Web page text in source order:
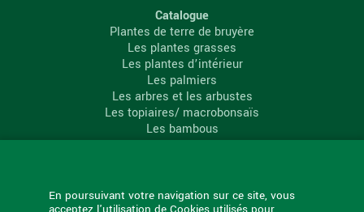
En poursuivant votre navigation sur ce site, vous
Catalogue
Plantes de terre de bruyère
Les plantes grasses
Les plantes d’intérieur
Les palmiers
Les arbres et les arbustes
Les topiaires/ macrobonsaïs
Les bambous
Les conifères
La Palmeraie